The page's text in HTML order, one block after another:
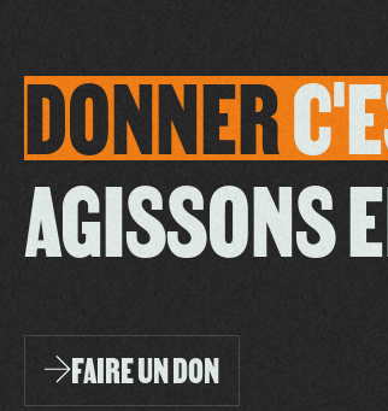
DONNER
AGISSONS
FAIRE UN DON